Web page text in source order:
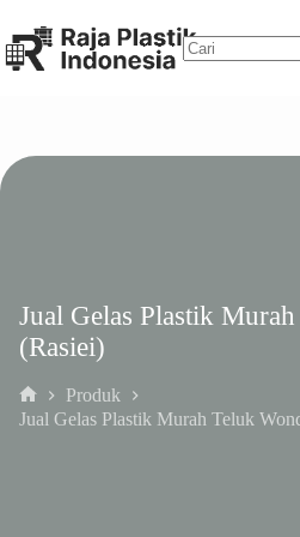
to
content
Jual Gelas Plastik
(Rasiei)
Home
Produk
Jual Gelas Plastik Murah Teluk